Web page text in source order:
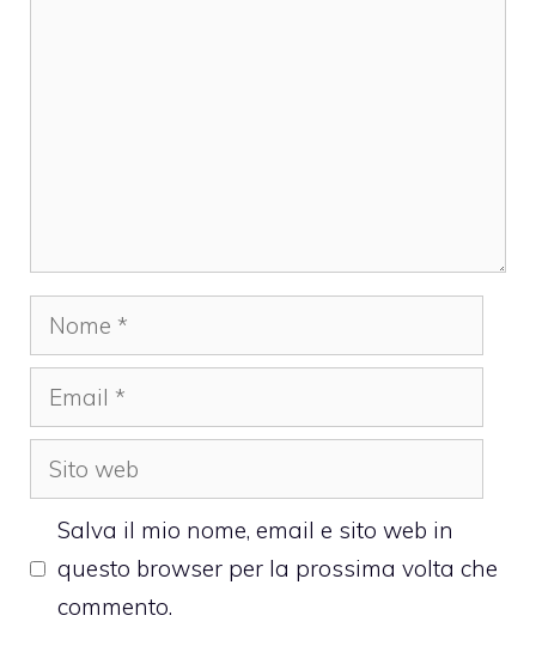
Nome
Email
Sito
web
Salva il mio nome, email e sito web in
questo browser per la prossima volta che
commento.